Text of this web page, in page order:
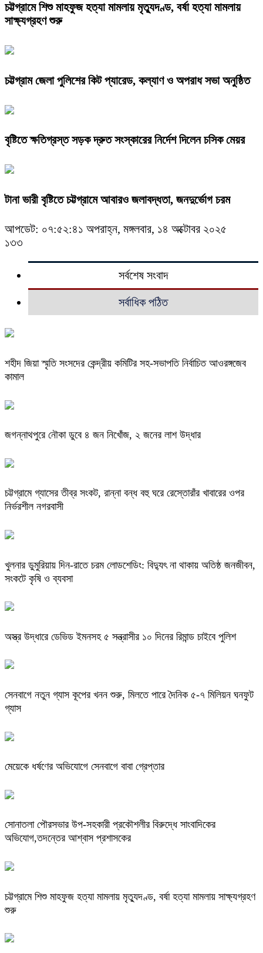
চট্টগ্রামে শিশু মাহফুজ হত্যা মামলায় মৃত্যুদণ্ড, বর্ষা হত্যা মামলায়
সাক্ষ্যগ্রহণ শুরু
চট্টগ্রাম জেলা পুলিশের কিট প্যারেড, কল্যাণ ও অপরাধ সভা অনুষ্ঠিত
বৃষ্টিতে ক্ষতিগ্রস্ত সড়ক দ্রুত সংস্কারের নির্দেশ দিলেন চসিক মেয়র
টানা ভারী বৃষ্টিতে চট্টগ্রামে আবারও জলাবদ্ধতা, জনদুর্ভোগ চরম
আপডেট: ০৭:৫২:৪১ অপরাহ্ন, মঙ্গলবার, ১৪ অক্টোবর ২০২৫
১৩৩
সর্বশেষ সংবাদ
সর্বাধিক পঠিত
শহীদ জিয়া স্মৃতি সংসদের কেন্দ্রীয় কমিটির সহ-সভাপতি নির্বাচিত আওরঙ্গজেব
কামাল
জগন্নাথপুরে নৌকা ডুবে ৪ জন নিখোঁজ, ২ জনের লাশ উদ্ধার
চট্টগ্রামে গ্যাসের তীব্র সংকট, রান্না বন্ধ বহু ঘরে রেস্তোরাঁর খাবারের ওপর
নির্ভরশীল নগরবাসী
খুলনার ডুমুরিয়ায় দিন-রাতে চরম লোডশেডিং: বিদ্যুৎ না থাকায় অতিষ্ঠ জনজীবন,
সংকটে কৃষি ও ব্যবসা
অস্ত্র উদ্ধারে ডেভিড ইমনসহ ৫ সন্ত্রাসীর ১০ দিনের রিমান্ড চাইবে পুলিশ
সেনবাগে নতুন গ্যাস কূপের খনন শুরু, মিলতে পারে দৈনিক ৫-৭ মিলিয়ন ঘনফুট
গ্যাস
মেয়েকে ধর্ষণের অভিযোগে সেনবাগে বাবা গ্রেপ্তার
সোনাতলা পৌরসভার উপ-সহকারী প্রকৌশলীর বিরুদ্ধে সাংবাদিকের
অভিযোগ,তদন্তের আশ্বাস প্রশাসকের
চট্টগ্রামে শিশু মাহফুজ হত্যা মামলায় মৃত্যুদণ্ড, বর্ষা হত্যা মামলায় সাক্ষ্যগ্রহণ
শুরু